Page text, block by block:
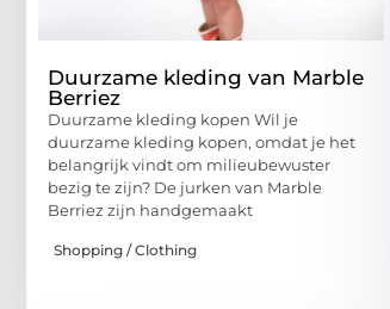
Duurzame kleding van Marble
Berriez
Duurzame kleding kopen Wil je
duurzame kleding kopen, omdat je het
belangrijk vindt om milieubewuster
bezig te zijn? De jurken van Marble
Berriez zijn handgemaakt
Shopping / Clothing